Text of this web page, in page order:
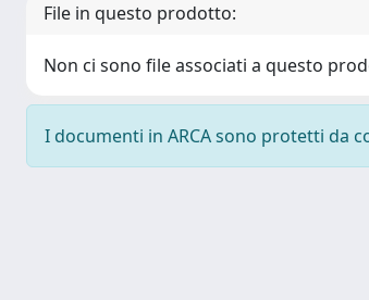
File in questo prodotto:
Non ci sono file associati a questo
I documenti in ARCA sono protetti da